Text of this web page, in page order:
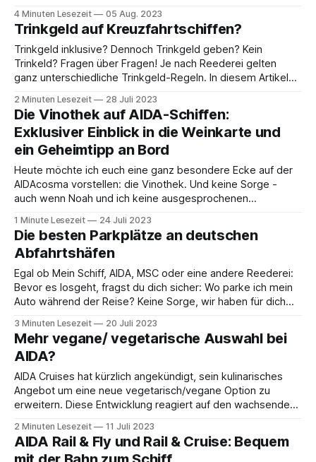
Kreuzfahrtreedereien! Bezahlen an Bord - So einfach geht's
Bei AIDA, TUI Cruises, MSC und
4 Minuten Lesezeit 05 Aug. 2023
Trinkgeld auf Kreuzfahrtschiffen?
Trinkgeld inklusive? Dennoch Trinkgeld geben? Kein
Trinkeld? Fragen über Fragen! Je nach Reederei gelten
ganz unterschiedliche Trinkgeld-Regeln. In diesem Artikel
Trinkgeldverpflichtungen auf. 💡Dieser Beitrag wurde im
Dezember 2023 überarbeitet, da Royal Caribbean die
Trinkgelder erhöht hat. AIDA Hier ist das Trinkgeld bereits im
2 Minuten Lesezeit 28 Juli 2023
Die Vinothek auf AIDA-Schiffen:
Exklusiver Einblick in die Weinkarte und
ein Geheimtipp an Bord
Heute möchte ich euch eine ganz besondere Ecke auf der
AIDAcosma vorstellen: die Vinothek. Und keine Sorge -
auch wenn Noah und ich keine ausgesprochenen
euch erkundet! 🍷Die Vinothek gibt es auf allen AIDA
Schiffen, allerdings an verschiedenen Orten. Unsere
Erfahrung
1 Minute Lesezeit 24 Juli 2023
Die besten Parkplätze an deutschen
Abfahrtshäfen
Egal ob Mein Schiff, AIDA, MSC oder eine andere Reederei:
Bevor es losgeht, fragst du dich sicher: Wo parke ich mein
Auto während der Reise? Keine Sorge, wir haben für dich
Abfahrtshäfen Hamburg, Kiel, Bremerhaven und
Rostock/Warnemünde zusammengestellt. Lohnt sich die
Anreise mit
3 Minuten Lesezeit 20 Juli 2023
Mehr vegane/ vegetarische Auswahl bei
AIDA?
AIDA Cruises hat kürzlich angekündigt, sein kulinarisches
Angebot um eine neue vegetarisch/vegane Option zu
erweitern. Diese Entwicklung reagiert auf den wachsenden
Ernährung ohne Fleisch und tierische Produkte entscheiden.
Die Einführung eines À-la-carte-Restaurants (Seit dem 24.
2 Minuten Lesezeit 11 Juli 2023
AIDA Rail & Fly und Rail & Cruise: Bequem